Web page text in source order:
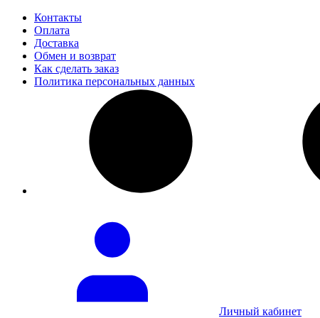
Контакты
Оплата
Доставка
Обмен и возврат
Как сделать заказ
Политика персональных данных
Личный кабинет